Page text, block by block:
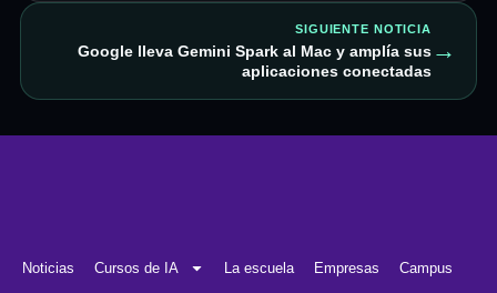
SIGUIENTE NOTICIA
Google lleva Gemini Spark al Mac y amplía sus
aplicaciones conectadas
→
Noticias Cursos de IA La escuela Empresas Campus